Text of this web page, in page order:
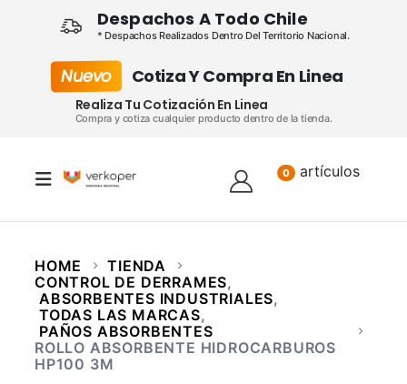
Despachos A Todo Chile
* Despachos Realizados Dentro Del Territorio Nacional.
Nuevo Cotiza Y Compra En Linea
Realiza Tu Cotización En Linea
Compra y cotiza cualquier producto dentro de la tienda.
0 artículos
HOME
TIENDA
CONTROL DE DERRAMES,
ABSORBENTES INDUSTRIALES,
TODAS LAS MARCAS,
PAÑOS ABSORBENTES
ROLLO ABSORBENTE HIDROCARBUROS
HP100 3M